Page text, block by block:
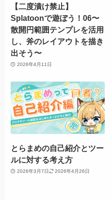
【二度漬け禁止】
Splatoonで遊ぼう！06〜
散開円範囲テンプレを活用
し、斧のレイアウトを描き
出そう〜
2026年4月11日
とらまめの自己紹介とツー
ルに対する考え方
2026年3月7日 2026年4月26日